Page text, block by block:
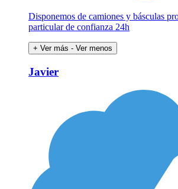
Disponemos de camiones y básculas
particular de confianza 24h
+ Ver más - Ver menos
Javier